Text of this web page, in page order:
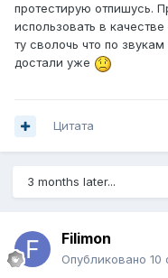
протестирую отпишусь.
использовать в
ту сволочь что по
достали уже
Цитата
3 months later...
Filimon
Опубликовано 10